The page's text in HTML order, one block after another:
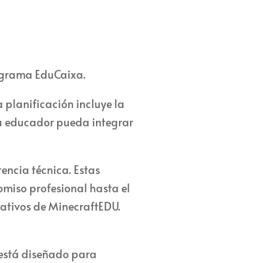
EduCaixa.
planificación incluye la
educador pueda integrar
técnica. Estas
profesional hasta el
de MinecraftEDU.
diseñado para